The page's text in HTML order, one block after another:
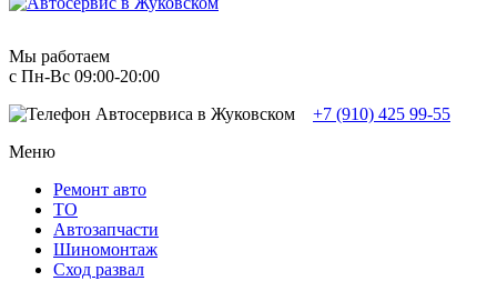
Мы работаем
с Пн-Вc 09:00-20:00
+7 (910) 425 99-55
Меню
Ремонт авто
TO
Автозапчасти
Шиномонтаж
Сход развал